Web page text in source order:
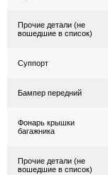
Прочие детали (не
вошедшие в список)
Суппорт
Бампер передний
Фонарь крышки
багажника
Прочие детали (не
вошедшие в список)